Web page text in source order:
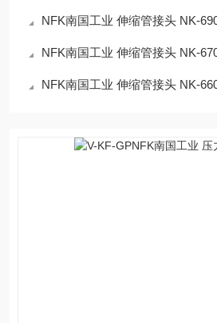
NFK南国工业 伸缩管接头 NK-
NFK南国工业 伸缩管接头 NK-
NFK南国工业 伸缩管接头 NK-